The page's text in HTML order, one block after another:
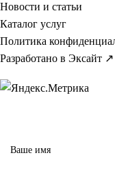
Новости и статьи
Каталог услуг
Политика
Разработано в Эксайт ↗